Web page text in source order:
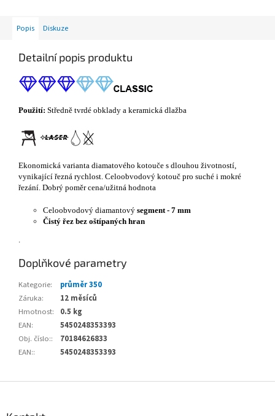
Popis Diskuze
Detailní popis produktu
Použití: Středně tvrdé obklady a keramická dlažba
Ekonomická varianta diamatového kotouče s dlouhou životností,
vynikající řezná rychlost. Celoobvodový kotouč pro suché i mokré
řezání. Dobrý poměr cena/užitná hodnota
Celoobvodový diamantový segment - 7 mm
Čistý řez bez oštípaných hran
.
Doplňkové parametry
Kategorie:
průměr 350
Záruka:
12 měsíců
Hmotnost:
0.5 kg
EAN:
5450248353393
Obj. číslo::
70184626833
EAN:: 5450248353393